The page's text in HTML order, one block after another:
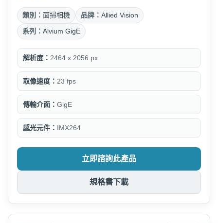
類別： 面掃相機 品牌： Allied Vision
系列： Alvium GigE
解析度： 2464 x 2056 px
取像速度： 23 fps
傳輸介面： GigE
感光元件： IMX264
立即諮詢此產品
規格書下載